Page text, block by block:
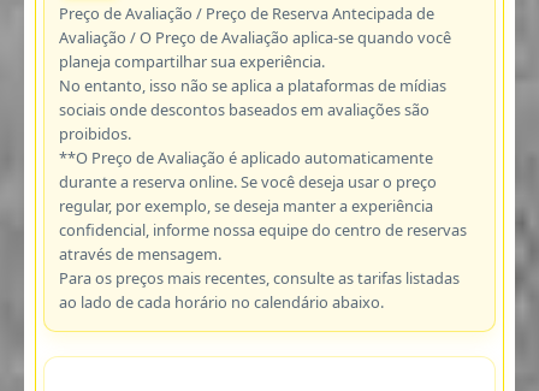
Preço de Avaliação / Preço de Reserva Antecipada de
Avaliação / O Preço de Avaliação aplica-se quando você
planeja compartilhar sua experiência.
No entanto, isso não se aplica a plataformas de mídias
sociais onde descontos baseados em avaliações são
proibidos.
**O Preço de Avaliação é aplicado automaticamente
durante a reserva online. Se você deseja usar o preço
regular, por exemplo, se deseja manter a experiência
confidencial, informe nossa equipe do centro de reservas
através de mensagem.
Para os preços mais recentes, consulte as tarifas listadas
ao lado de cada horário no calendário abaixo.